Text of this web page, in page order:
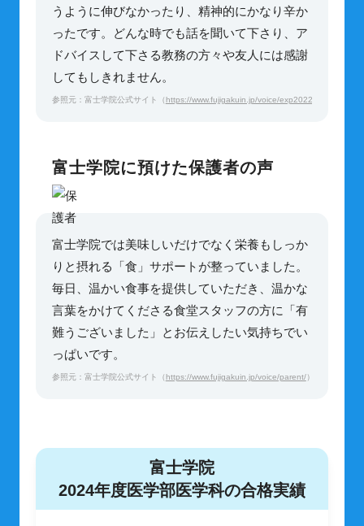
うように伸びなかったり、精神的にかなり辛か
ったです。どんな時でも話を聞いて下さり、ア
ドバイスして下さる教務の方々や友人には感謝
してもしきれません。
参照元：富士学院公式サイト（https://www.fujigakuin.jp/voice/exp2022/
富士学院に預けた保護者の声
富士学院では美味しいだけでなく栄養もしっか
りと摂れる「食」サポートが整っていました。
毎日、温かい食事を提供していただき、温かな
言葉をかけてくださる食堂スタッフの方に「有
難うございました」とお伝えしたい気持ちでい
っぱいです。
参照元：富士学院公式サイト（https://www.fujigakuin.jp/voice/parent/）
富士学院
2024年度医学部医学科の合格実績